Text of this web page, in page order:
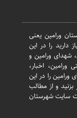
ورامین یعنی
دارید را در این
شهدای ورامین و
ورامین، اخبار،
ورامین را در این
و از مطالب
سایت شهرستان